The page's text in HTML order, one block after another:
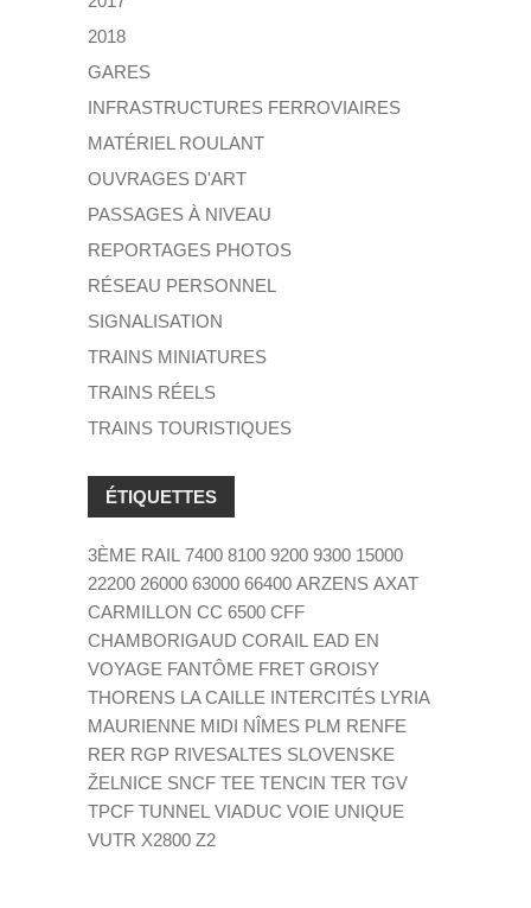
2018
GARES
INFRASTRUCTURES FERROVIAIRES
MATÉRIEL ROULANT
OUVRAGES D'ART
PASSAGES À NIVEAU
REPORTAGES PHOTOS
RÉSEAU PERSONNEL
SIGNALISATION
TRAINS MINIATURES
TRAINS RÉELS
TRAINS TOURISTIQUES
ÉTIQUETTES
3ÈME RAIL 7400 8100 9200 9300 15000
22200 26000 63000 66400 ARZENS AXAT
CARMILLON CC 6500 CFF
CHAMBORIGAUD CORAIL EAD EN
VOYAGE FANTÔME FRET GROISY
THORENS LA CAILLE INTERCITÉS LYRIA
MAURIENNE MIDI NÎMES PLM RENFE
RER RGP RIVESALTES SLOVENSKE
ŽELNICE SNCF TEE TENCIN TER TGV
TPCF TUNNEL VIADUC VOIE UNIQUE
VUTR X2800 Z2